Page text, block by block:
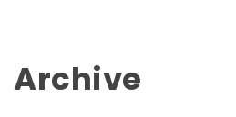
Archive